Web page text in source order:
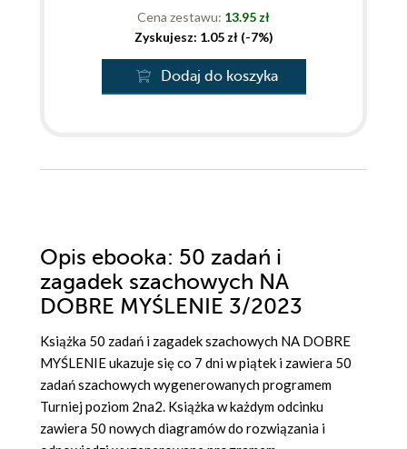
Cena zestawu: 13.95 zł
Zyskujesz: 1.05 zł (-7%)
Dodaj do koszyka
Opis ebooka: 50 zadań i
zagadek szachowych NA
DOBRE MYŚLENIE 3/2023
Książka 50 zadań i zagadek szachowych NA DOBRE
MYŚLENIE ukazuje się co 7 dni w piątek i zawiera 50
zadań szachowych wygenerowanych programem
Turniej poziom 2na2. Książka w każdym odcinku
zawiera 50 nowych diagramów do rozwiązania i